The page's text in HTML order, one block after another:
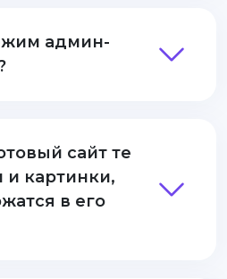
админ-
сайт те
и картинки,
в его